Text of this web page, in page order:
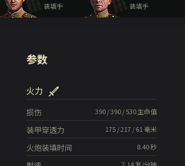
装填手 装填手
参数
火力
390/390/530生命值
损伤
175/217/61 毫米
装甲穿透力
8.40秒
火炮装填时间
7.14发/分钟